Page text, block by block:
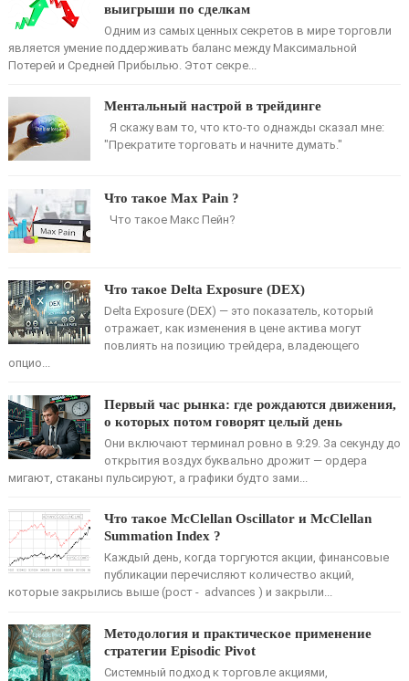
выигрыши по сделкам
Одним из самых ценных секретов в мире торговли
является умение поддерживать баланс между Максимальной
Потерей и Средней Прибылью. Этот секре...
Ментальный настрой в трейдинге
Я скажу вам то, что кто-то однажды сказал мне:
"Прекратите торговать и начните думать."
Что такое Max Pain ?
Что такое Макс Пейн?
Что такое Delta Exposure (DEX)
Delta Exposure (DEX) — это показатель, который
отражает, как изменения в цене актива могут
повлиять на позицию трейдера, владеющего
опцио...
Первый час рынка: где рождаются движения,
о которых потом говорят целый день
Они включают терминал ровно в 9:29. За секунду до
открытия воздух буквально дрожит — ордера
мигают, стаканы пульсируют, а графики будто зами...
Что такое McClellan Oscillator и McClellan
Summation Index ?
Каждый день, когда торгуются акции, финансовые
публикации перечисляют количество акций,
которые закрылись выше (рост - advances ) и закрыли...
Методология и практическое применение
стратегии Episodic Pivot
Системный подход к торговле акциями,